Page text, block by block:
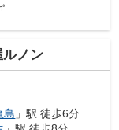
ルノン
島 」駅 徒歩6分